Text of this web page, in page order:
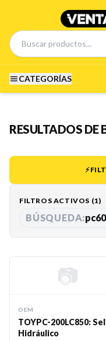
CATEGORÍAS
RESULTADOS DE
⚡
FILTROS ACTIVOS (1)
BÚSQUEDA:
📷
OEM
TOYPC-200LC850:
Hidráulico